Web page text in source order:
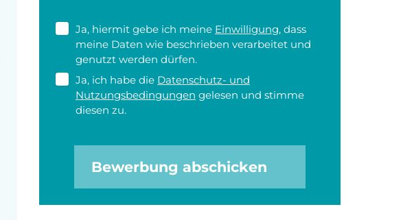
Ja, hiermit gebe ich meine Einwilligung, dass
meine Daten wie beschrieben verarbeitet und
genutzt werden dürfen.
Ja, ich habe die Datenschutz- und
Nutzungsbedingungen gelesen und stimme
diesen zu.
Bewerbung abschicken